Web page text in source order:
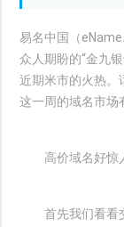
易名中国（
众人期盼的“金九
近期米市的火热。
这一周的域名市场
高价域名好惊
首先我们看看交